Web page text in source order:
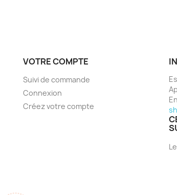
VOTRE COMPTE
Suivi de commande
Connexion
Créez votre compte